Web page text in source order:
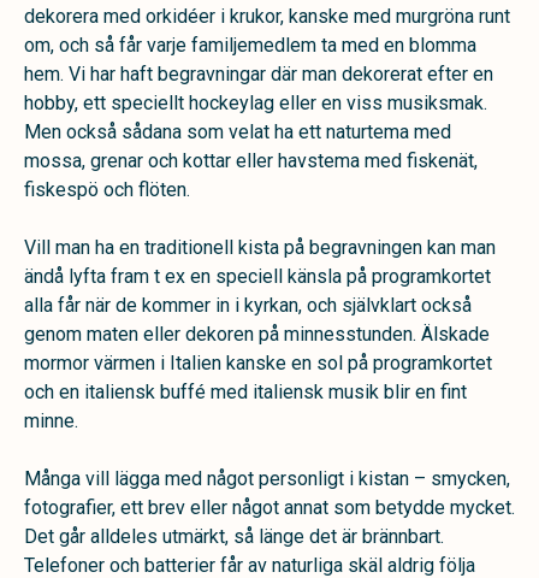
dekorera med orkidéer i krukor, kanske med murgröna runt
om, och så får varje familjemedlem ta med en blomma
hem. Vi har haft begravningar där man dekorerat efter en
hobby, ett speciellt hockeylag eller en viss musiksmak.
Men också sådana som velat ha ett naturtema med
mossa, grenar och kottar eller havstema med fiskenät,
fiskespö och flöten.
Vill man ha en traditionell kista på begravningen kan man
ändå lyfta fram t ex en speciell känsla på programkortet
alla får när de kommer in i kyrkan, och självklart också
genom maten eller dekoren på minnesstunden. Älskade
mormor värmen i Italien kanske en sol på programkortet
och en italiensk buffé med italiensk musik blir en fint
minne.
Många vill lägga med något personligt i kistan – smycken,
fotografier, ett brev eller något annat som betydde mycket.
Det går alldeles utmärkt, så länge det är brännbart.
Telefoner och batterier får av naturliga skäl aldrig följa